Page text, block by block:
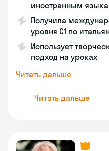
иностранным
Получила
уровня С1 по
Использует
подход на уроках
Читать дальше
Читать дальше